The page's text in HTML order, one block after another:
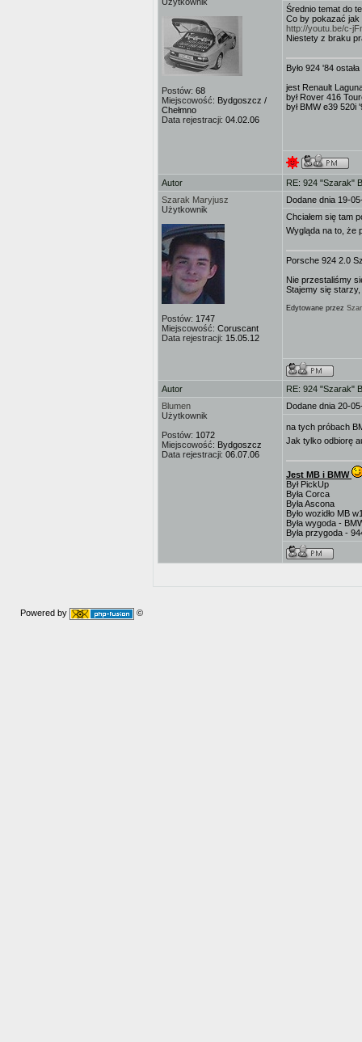
Postów: 68
Miejscowość: Bydgoszcz /
Chełmno
Data rejestracji: 04.02.06
Średnio temat do
Co by pokazać jak
http://youtu.be/c-
Niestety z braku
Było 924 '84
jest Renault
był Rover 416
był BMW e39 520i
Autor
RE: 924 "Szarak"
Szarak Maryjusz
Użytkownik
Postów: 1747
Miejscowość: Coruscant
Data rejestracji: 15.05.12
Dodane dnia 19-
Chciałem się tam
Wygląda na to, że
Porsche 924 2.0
Nie przestaliśmy
Stajemy się
Edytowane przez
Autor
RE: 924 "Szarak"
Blumen
Użytkownik
Postów: 1072
Miejscowość: Bydgoszcz
Data rejestracji: 06.07.06
Dodane dnia 20-
na tych próbach
Jak tylko odbiorę
Jest MB i BMW
Był PickUp
Była Corca
Była Ascona
Było wozidło MB
Była wygoda -
Była przygoda -
Powered by ©